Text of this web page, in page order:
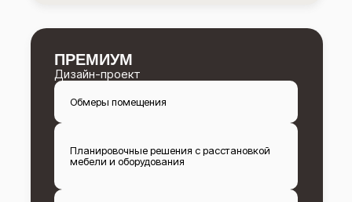
ПРЕМИУМ
Дизайн-проект
Обмеры помещения
Планировочные решения с расстановкой
мебели и оборудования